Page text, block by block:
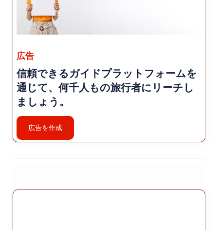
アラエディン モスク: アラエディン モスクは、最
も古く、最も古いモスクの 1 つです。 コンヤの重
要なモスク。丘の上に位置しており、 街のパノラ
時代の墓と博物館。
カラタイ メドレセ: カラタイ メドレセは歴史ある
イスラム神学校です。 それは現在博物館として機
能しています。セルジューク朝時代の美しいタイ
ル細工が展示されています セルジューク朝とオス
マン帝国の芸術と文化に関する展示も行われま
す。
ギリシャ、ローマ、ビザンチンを含む
広告
信頼できるガイドプラットフォームを
通じて、何千人もの旅行者にリーチし
ましょう。
広告を作成